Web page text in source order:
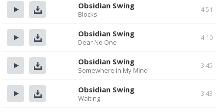
Прослушать
Скачать
4:51
Obsidian Swing
Blocks
Прослушать
Скачать
4:10
Obsidian Swing
Dear No One
Прослушать
Скачать
3:45
Obsidian Swing
Somewhere in My Mind
Прослушать
Скачать
3:43
Obsidian Swing
Waiting